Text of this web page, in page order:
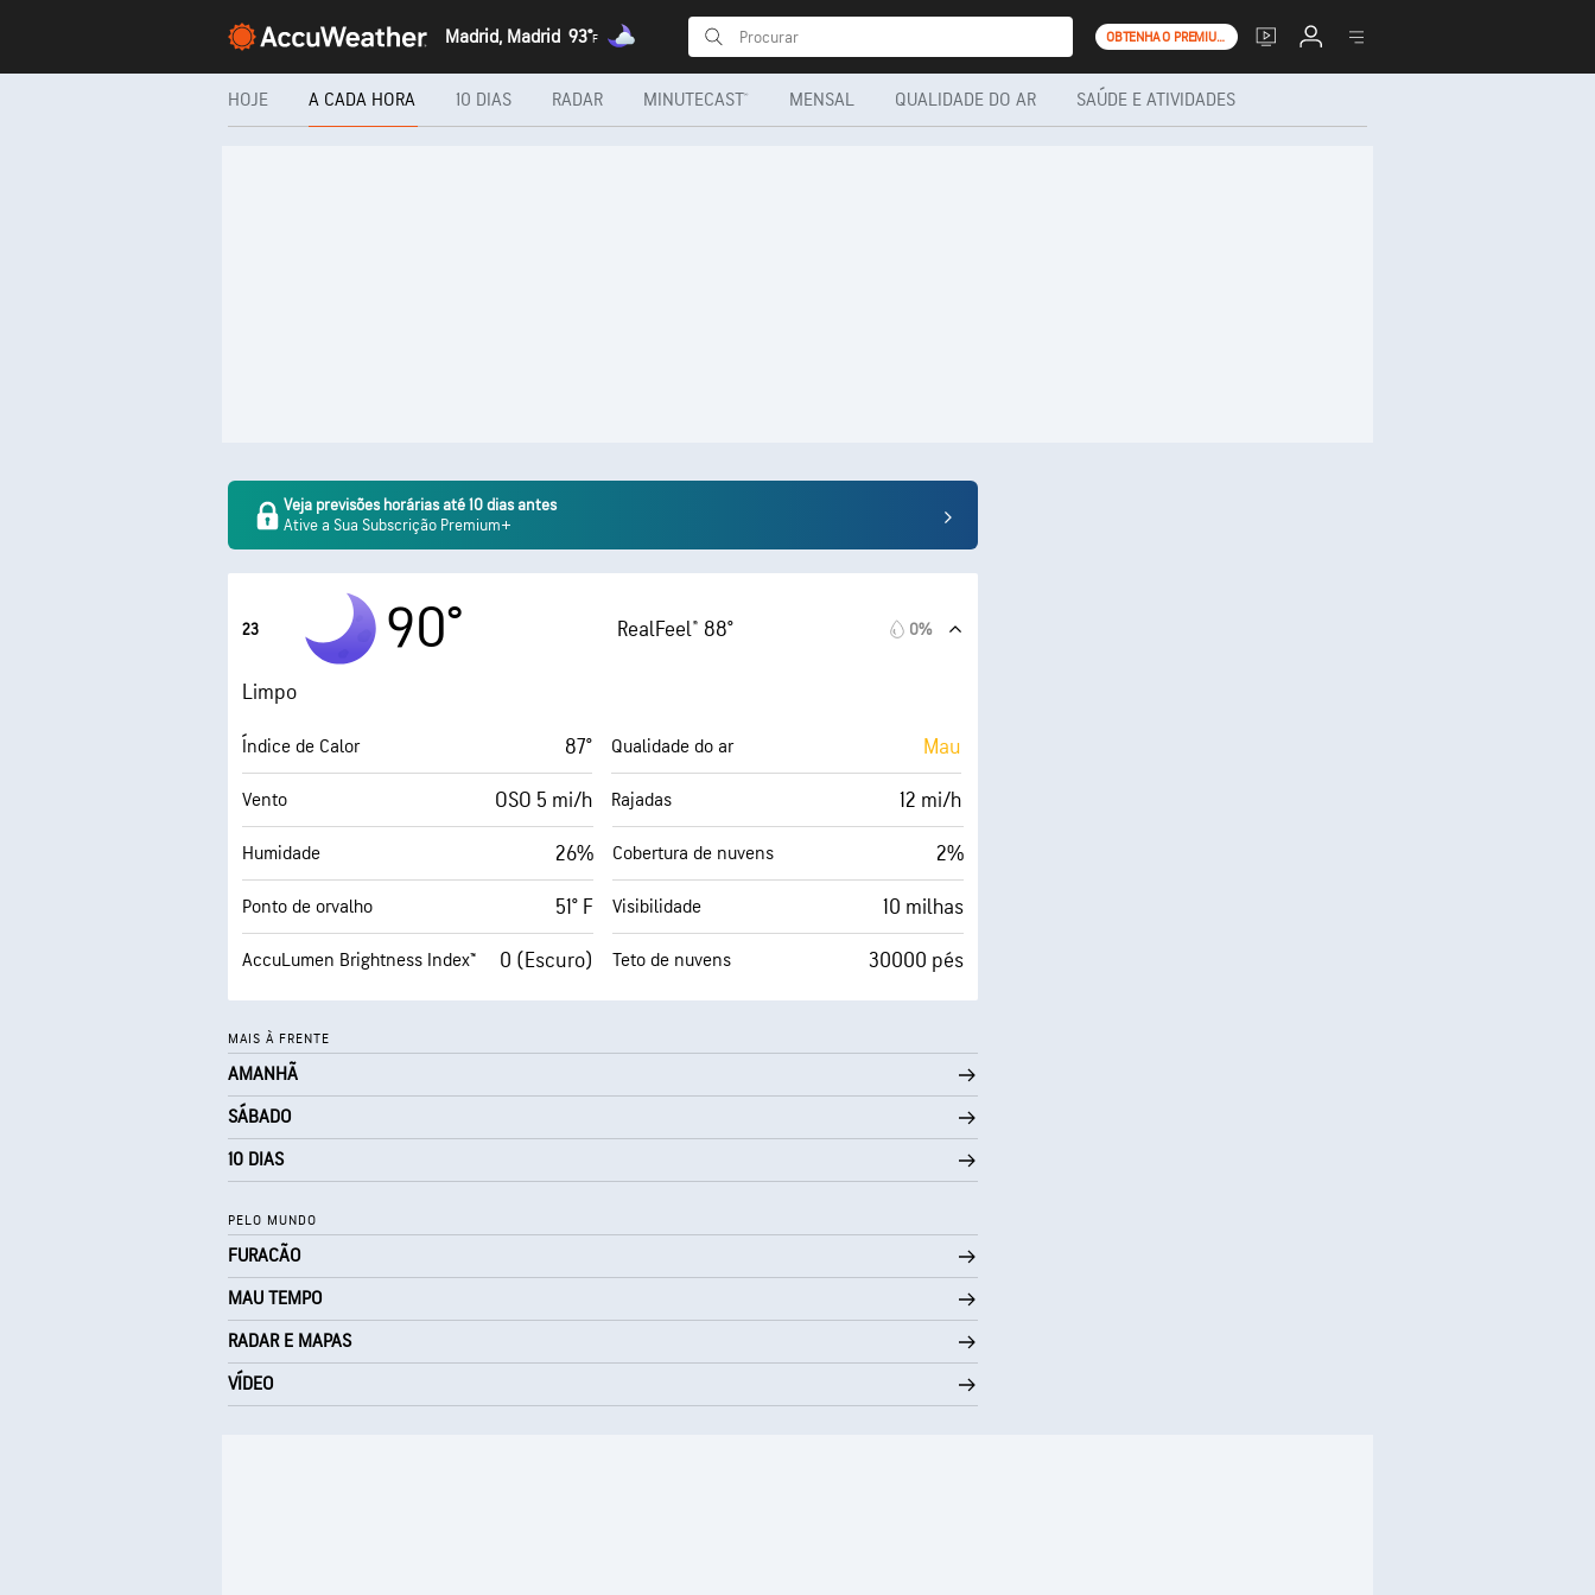
Madrid, Madrid 93°F OBTENHA O PREMIUM+
HOJE A CADA HORA 10 DIAS RADAR MINUTECAST® MENSAL QUALIDADE DO AR SAÚDE E ATIVIDADES
Veja previsões horárias até 10 dias antes
Ative a Sua Subscrição Premium+
23 90° RealFeel® 88° 0%
Limpo
Índice de Calor 87°
Vento OSO 5 mi/h
Qualidade do ar Mau
Rajadas 12 mi/h
Humidade 26%
Ponto de orvalho 51° F
AccuLumen Brightness Index™ 0 (Escuro)
Cobertura de nuvens 2%
Visibilidade 10 milhas
Teto de nuvens 30000 pés
MAIS À FRENTE
AMANHÃ
SÁBADO
10 DIAS
PELO MUNDO
FURACÃO
MAU TEMPO
RADAR E MAPAS
VÍDEO